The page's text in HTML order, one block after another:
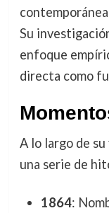
Su
enfoque
directa como
A lo largo de
una serie de
1864: